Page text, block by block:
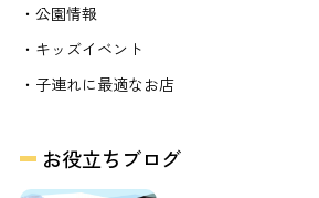
・公園情報
・キッズイベント
・子連れに最適なお店
お役立ちブログ